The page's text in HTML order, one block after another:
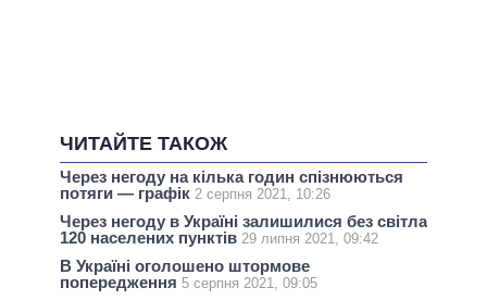
ЧИТАЙТЕ ТАКОЖ
Через негоду на кілька годин спізнюються
потяги — графік 2 серпня 2021, 10:26
Через негоду в Україні залишилися без світла
120 населених пунктів 29 липня 2021, 09:42
В Україні оголошено штормове
попередження 5 серпня 2021, 09:05